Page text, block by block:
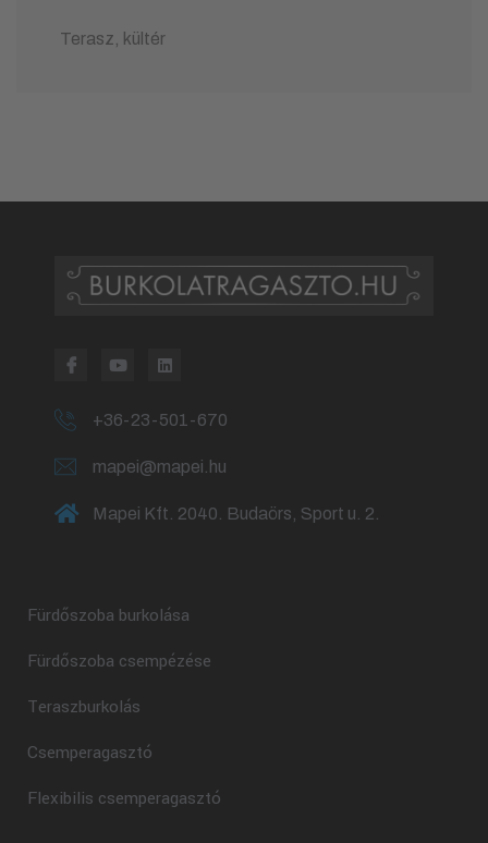
Terasz, kültér
+36-23-501-670
mapei@mapei.hu
Mapei Kft. 2040. Budaörs, Sport u. 2.
Fürdőszoba burkolása
Fürdőszoba csempézése
Teraszburkolás
Csemperagasztó
Flexibilis csemperagasztó